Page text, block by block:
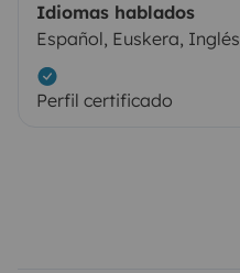
Idiomas hablados
Español, Euskera, Inglés
Perfil certificado